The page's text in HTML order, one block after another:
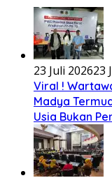
23 Juli 202623
Viral !
Madya
Usia Bukan